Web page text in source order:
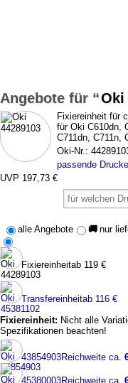
Oki
Fixiereinheit für
für Oki C610dn,
C711dn, C711n,
Oki-Nr.:
passende
UVP 197,73 €
alle Angebote 🚚 nur
Fixiereinheitab 119 €
Transfereinheitab 116 €
Fixiereinheit: Nicht alle
Spezifikationen beachten!
43854903Reichweite ca.
45380003Reichweite ca.